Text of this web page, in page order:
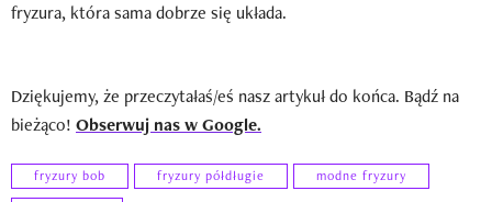
fryzura, która sama dobrze się układa.
Dziękujemy, że przeczytałaś/eś nasz artykuł do końca. Bądź na
bieżąco! Obserwuj nas w Google.
fryzury bob fryzury półdługie
modne fryzury